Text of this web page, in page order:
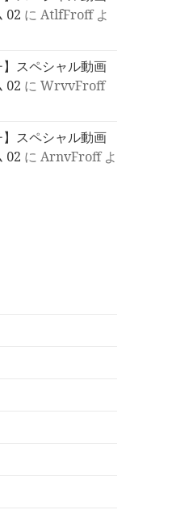
02 にAtlfFroffよ
】スペシャル動画
02 にWrvvFroff
】スペシャル動画
02 にArnvFroffよ